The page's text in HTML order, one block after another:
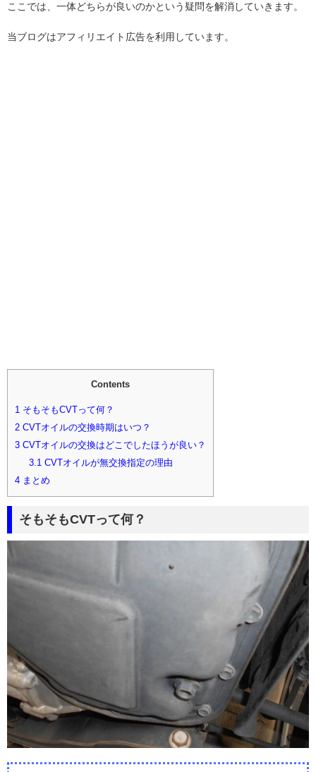
ここでは、一体どちらが良いのかという疑問を解消していきます。
当ブログはアフィリエイト広告を利用しています。
Contents
1 そもそもCVTって何？
2 CVTオイルの交換時期はいつ？
3 CVTオイルの交換はどこでしたほうが良い？
3.1CVTオイルが無交換指定の理由
4 まとめ
そもそもCVTって何？